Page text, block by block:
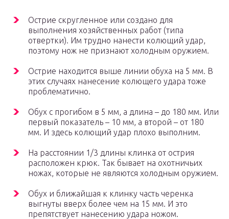
Острие скругленное или создано для
выполнения хозяйственных работ (типа
отвертки). Им трудно нанести колющий удар,
поэтому нож не признают холодным оружием.
Острие находится выше линии обуха на 5 мм. В
этих случаях нанесение колющего удара тоже
проблематично.
Обух с прогибом в 5 мм, а длина – до 180 мм. Или
первый показатель – 10 мм, а второй – от 180
мм. И здесь колющий удар плохо выполним.
На расстоянии 1/3 длины клинка от острия
расположен крюк. Так бывает на охотничьих
ножах, которые не являются холодным оружием.
Обух и ближайшая к клинку часть черенка
выгнуты вверх более чем на 15 мм. И это
препятствует нанесению удара ножом.